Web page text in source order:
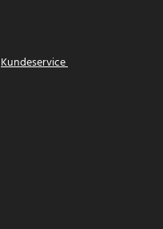
Kundeservice